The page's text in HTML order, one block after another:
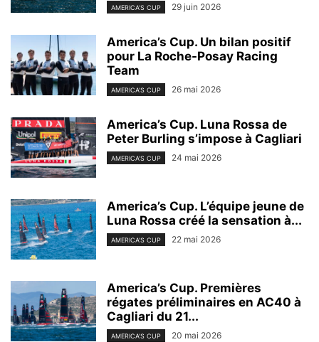
AMERICA'S CUP 29 juin 2026
America’s Cup. Un bilan positif
pour La Roche-Posay Racing
Team
AMERICA'S CUP 26 mai 2026
America’s Cup. Luna Rossa de
Peter Burling s’impose à Cagliari
AMERICA'S CUP 24 mai 2026
America’s Cup. L’équipe jeune de
Luna Rossa créé la sensation à...
AMERICA'S CUP 22 mai 2026
America’s Cup. Premières
régates préliminaires en AC40 à
Cagliari du 21...
AMERICA'S CUP 20 mai 2026